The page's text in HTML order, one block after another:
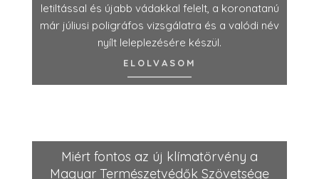
letiltással és újabb vádakkal felelt, a koronatanú
már júliusi poligráfos vizsgálatra és a valódi név
nyílt leleplezésére készül.
ELOLVASOM
Miért fontos az új klímatörvény a
Magyar Természetvédők Szövetsége